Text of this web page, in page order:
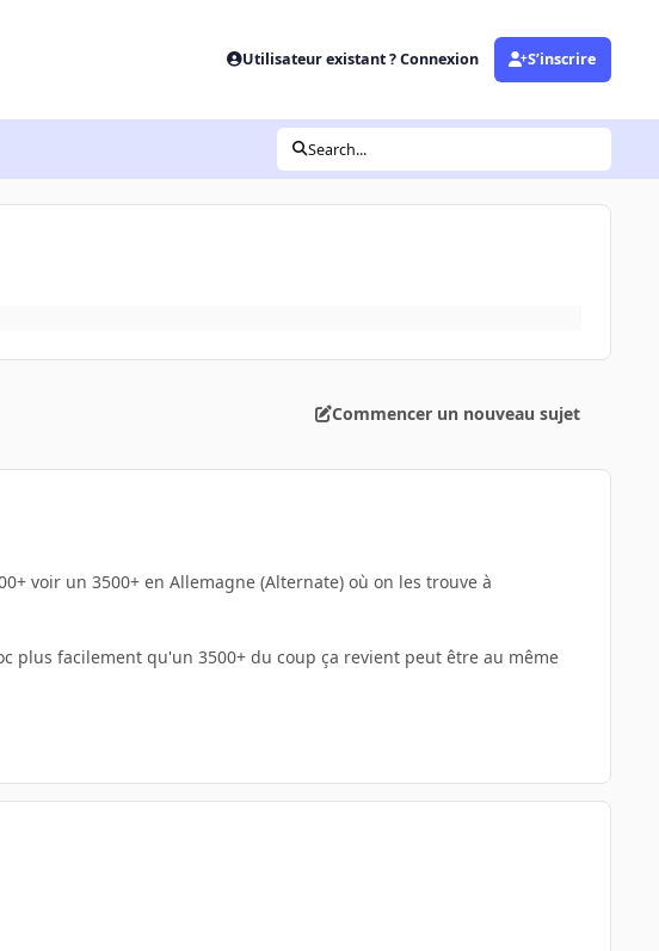
Utilisateur existant ? Connexion S’inscrire
Search...
Commencer un nouveau sujet
voir un 3500+ en Allemagne (Alternate) où on les trouve à
plus facilement qu'un 3500+ du coup ça revient peut être au même